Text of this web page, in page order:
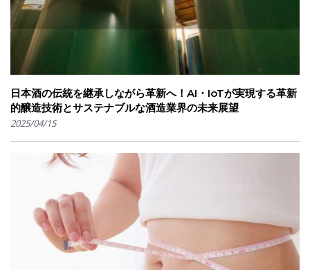
日本酒の伝統を継承しながら革新へ！AI・IoTが実現する革新
的醸造技術とサステナブルな酒造業界の未来展望
2025/04/15